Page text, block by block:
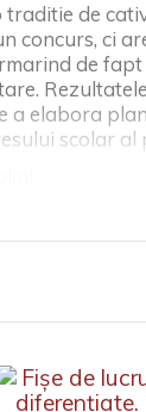
de
concurs, ci
de
a elabora
scolar al